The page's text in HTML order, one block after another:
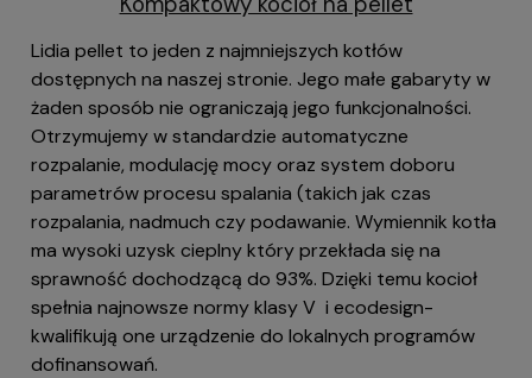
Lidia pellet to jeden z najmniejszych kotłów
dostępnych na naszej stronie. Jego małe gabaryty w
żaden sposób nie ograniczają jego funkcjonalności.
Otrzymujemy w standardzie automatyczne
rozpalanie, modulację mocy oraz system doboru
parametrów procesu spalania (takich jak czas
rozpalania, nadmuch czy podawanie. Wymiennik kotła
ma wysoki uzysk cieplny który przekłada się na
sprawność dochodzącą do 93%. Dzięki temu kocioł
spełnia najnowsze normy klasy V i ecodesign-
kwalifikują one urządzenie do lokalnych programów
dofinansowań.